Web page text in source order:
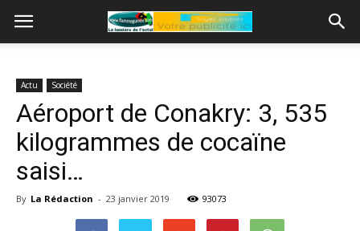
Actu Société
Aéroport de Conakry: 3, 535
kilogrammes de cocaïne
saisi…
By La Rédaction - 23 janvier 2019 93073